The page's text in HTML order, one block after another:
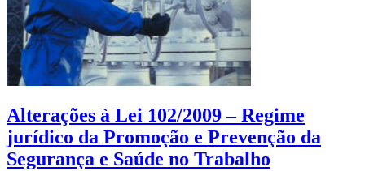
Alterações à Lei 102/2009 – Regime
jurídico da Promoção e Prevenção da
Segurança e Saúde no Trabalho